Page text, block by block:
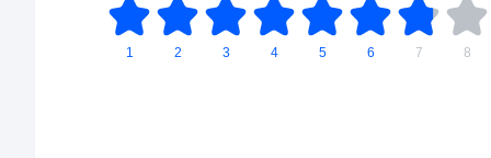
1 2 3 4 5 6 7 8